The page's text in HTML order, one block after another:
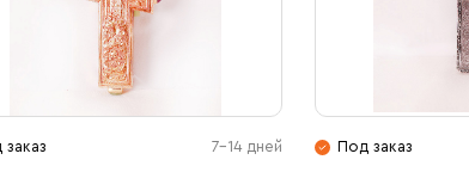
7-14 дней Под заказ